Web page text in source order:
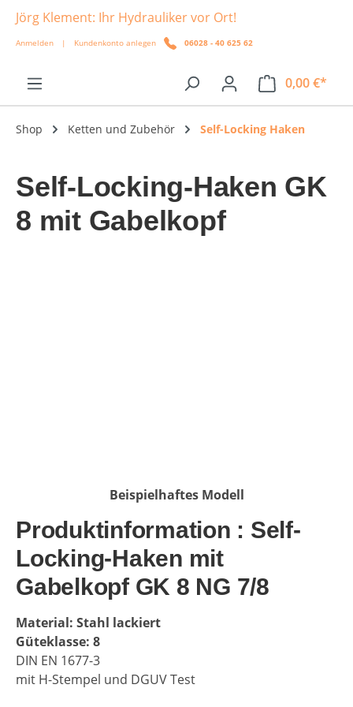
springen
Jörg Klement: Ihr Hydrauliker vor Ort!
Anmelden | Kundenkonto anlegen 06028 - 40 625 62
0,00 €*
Shop Ketten und Zubehör Self-Locking Haken
Self-Locking-Haken GK
8 mit Gabelkopf
Beispielhaftes Modell
Produktinformation : Self-
Locking-Haken mit
Gabelkopf GK 8 NG 7/8
Material: Stahl lackiert
Güteklasse: 8
DIN EN 1677-3
mit H-Stempel und DGUV Test